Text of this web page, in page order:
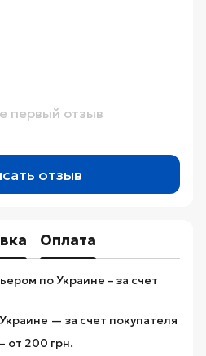
первый отзыв
отзыв
Оплата
по Украине – за счет
— за счет покупателя
от 200 грн.